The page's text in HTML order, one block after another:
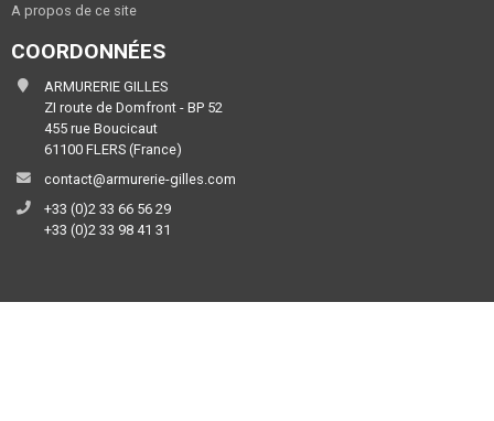
A propos de ce site
COORDONNÉES
ARMURERIE GILLES
ZI route de Domfront - BP 52
455 rue Boucicaut
61100 FLERS (France)
contact@armurerie-gilles.com
+33 (0)2 33 66 56 29
+33 (0)2 33 98 41 31